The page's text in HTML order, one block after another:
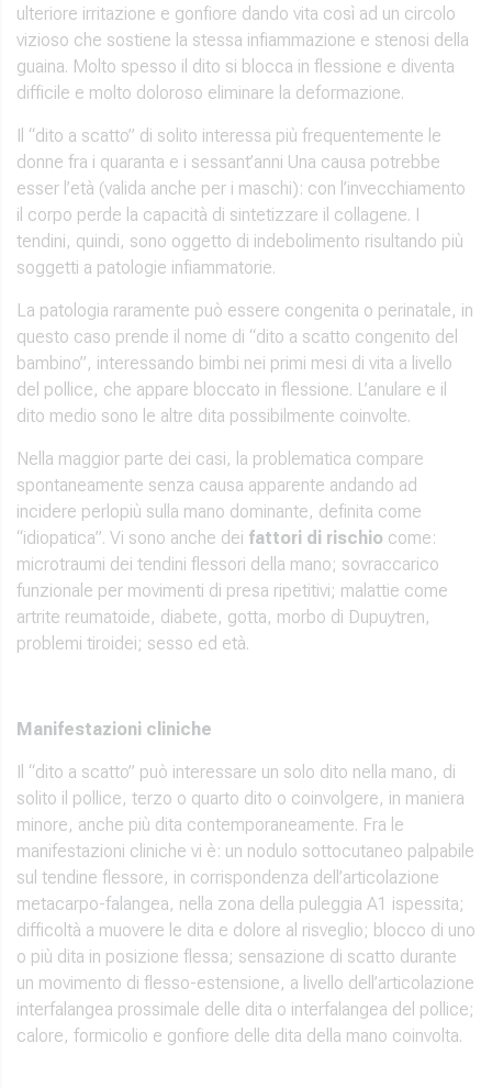
ulteriore irritazione e gonfiore dando vita così ad un circolo
vizioso che sostiene la stessa infiammazione e stenosi della
guaina. Molto spesso il dito si blocca in flessione e diventa
difficile e molto doloroso eliminare la deformazione.
Il “dito a scatto” di solito interessa più frequentemente le
donne fra i quaranta e i sessant’anni Una causa potrebbe
esser l’età (valida anche per i maschi): con l’invecchiamento
il corpo perde la capacità di sintetizzare il collagene. I
tendini, quindi, sono oggetto di indebolimento risultando più
soggetti a patologie infiammatorie.
La patologia raramente può essere congenita o perinatale, in
questo caso prende il nome di “dito a scatto congenito del
bambino”, interessando bimbi nei primi mesi di vita a livello
del pollice, che appare bloccato in flessione. L’anulare e il
dito medio sono le altre dita possibilmente coinvolte.
Nella maggior parte dei casi, la problematica compare
spontaneamente senza causa apparente andando ad
incidere perlopiù sulla mano dominante, definita come
“idiopatica”. Vi sono anche dei fattori di rischio come:
microtraumi dei tendini flessori della mano; sovraccarico
funzionale per movimenti di presa ripetitivi; malattie come
artrite reumatoide, diabete, gotta, morbo di Dupuytren,
problemi tiroidei; sesso ed età.
Manifestazioni cliniche
Il “dito a scatto” può interessare un solo dito nella mano, di
solito il pollice, terzo o quarto dito o coinvolgere, in maniera
minore, anche più dita contemporaneamente. Fra le
manifestazioni cliniche vi è: un nodulo sottocutaneo palpabile
sul tendine flessore, in corrispondenza dell’articolazione
metacarpo-falangea, nella zona della puleggia A1 ispessita;
difficoltà a muovere le dita e dolore al risveglio; blocco di uno
o più dita in posizione flessa; sensazione di scatto durante
un movimento di flesso-estensione, a livello dell’articolazione
interfalangea prossimale delle dita o interfalangea del pollice;
calore, formicolio e gonfiore delle dita della mano coinvolta.